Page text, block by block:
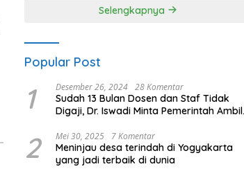
Selengkapnya
Popular Post
1 Desember 26, 2024 28 Komentar
Sudah 13 Bulan Dosen dan Staf Tidak
Digaji, Dr. Iswadi Minta Pemerintah Ambil
2 Mei 30, 2025 7 Komentar
Meninjau desa terindah di Yogyakarta
yang jadi terbaik di dunia